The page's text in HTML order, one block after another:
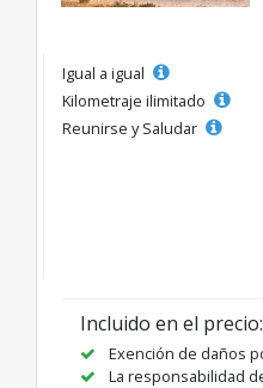
Igual a igual
Kilometraje ilimitado
Reunirse y Saludar
Incluido en el precio:
Exención de daños
La responsabilidad